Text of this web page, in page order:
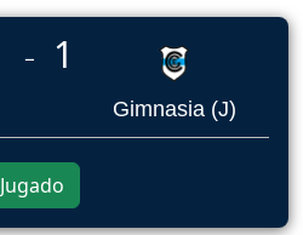
_ 1
Gimnasia (J)
Jugado